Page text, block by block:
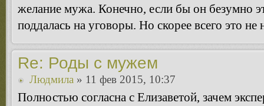
желание мужа. Конечно, если бы он безумно
поддалась на уговоры. Но скорее всего это не
Re: Роды с мужем
Людмила » 11 фев 2015, 10:37
Полностью согласна с Елизаветой, зачем